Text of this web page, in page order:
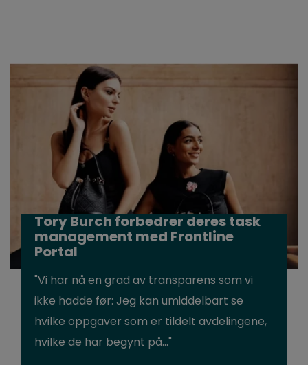
Tory Burch forbedrer deres task
management med Frontline
Portal
"Vi har nå en grad av transparens som vi
ikke hadde før: Jeg kan umiddelbart se
hvilke oppgaver som er tildelt avdelingene,
hvilke de har begynt på..."